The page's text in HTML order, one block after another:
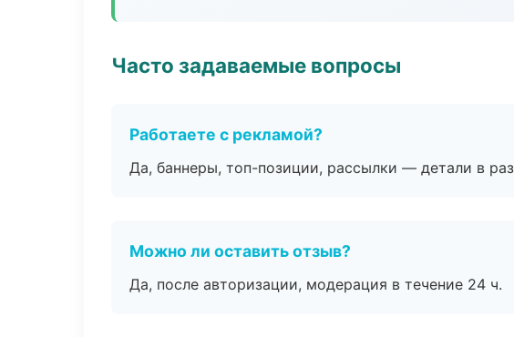
Часто задаваемые вопросы
Работаете с рекламой?
Да, баннеры, топ-позиции, рассылки — детали в
Можно ли оставить отзыв?
Да, после авторизации, модерация в течение 24 ч.